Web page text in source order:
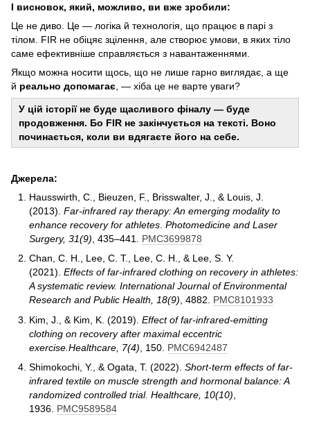
І висновок, який, можливо, ви вже зробили:
Це не диво. Це — логіка й технологія, що працює в парі з
тілом. FIR не обіцяє зцілення, але створює умови, в яких тіло
саме ефективніше справляється з навантаженнями.
Якщо можна носити щось, що не лише гарно виглядає, а ще
й реально допомагає , — хіба це не варте уваги?
У цій історії не буде щасливого фіналу — буде
продовження. Бо FIR не закінчується на тексті. Воно
починається, коли ви вдягаєте його на себе.
Джерела:
Hausswirth, C., Bieuzen, F., Brisswalter, J., & Louis, J.
(2013). Far-infrared ray therapy: An emerging modality to
enhance recovery for athletes Photomedicine and Laser
Surgery, 31(9) , 435–441. PMC3699878
Chan, C. H., Lee, C. T., Lee, C. H., & Lee, S. Y.
(2021). Effects of far-infrared clothing on recovery in athletes:
A systematic review. International Journal of Environmental
Research and Public Health, 18(9), 4882. PMC8101933
Kim, J., & Kim, K. (2019). Effect of far-infrared-emitting
clothing on recovery after maximal eccentric
exercise. Healthcare, 7(4) , 150. PMC6942487
Shimokochi, Y., & Ogata, T. (2022). Short-term effects of far-
infrared textile on muscle strength and hormonal balance: A
randomized controlled trial. Healthcare, 10(10)
1936. PMC9589584